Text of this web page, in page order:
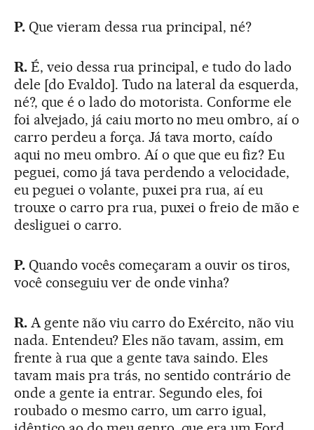
P.Que vieram dessa rua principal, né?
R.É, veio dessa rua principal, e tudo do lado
dele [do Evaldo]. Tudo na lateral da esquerda,
né?, que é o lado do motorista. Conforme ele
foi alvejado, já caiu morto no meu ombro, aí o
carro perdeu a força. Já tava morto, caído
aqui no meu ombro. Aí o que que eu fiz? Eu
peguei, como já tava perdendo a velocidade,
eu peguei o volante, puxei pra rua, aí eu
trouxe o carro pra rua, puxei o freio de mão e
desliguei o carro.
P.Quando vocês começaram a ouvir os tiros,
você conseguiu ver de onde vinha?
R.A gente não viu carro do Exército, não viu
nada. Entendeu? Eles não tavam, assim, em
frente à rua que a gente tava saindo. Eles
tavam mais pra trás, no sentido contrário de
onde a gente ia entrar. Segundo eles, foi
roubado o mesmo carro, um carro igual,